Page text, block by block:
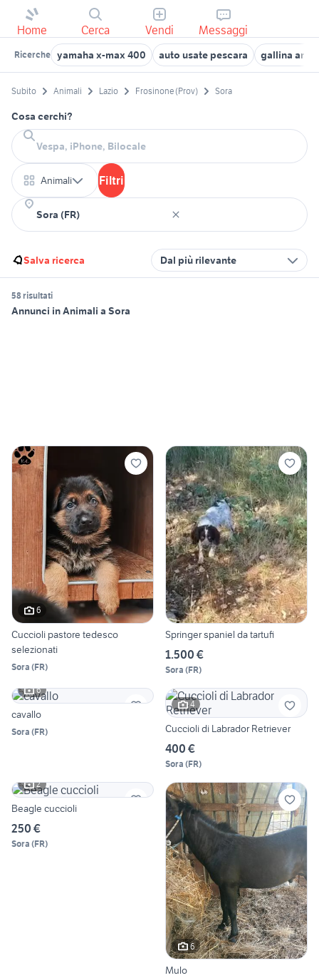
Home Cerca Vendi Messaggi
Ricerche yamaha x-max 400 auto usate pescara gallina
Subito Animali Lazio Frosinone (Prov) Sora
Cosa cerchi?
Animali Filtri
Salva ricerca Dal più rilevante
58 risultati
Annunci in Animali a Sora
6
Cuccioli pastore tedesco
selezionati
Sora (FR)
Springer spaniel da tartufi
1.500 €
Sora (FR)
6
cavallo
Sora (FR)
4
Cuccioli di Labrador Retriever
400 €
Sora (FR)
2
Beagle cuccioli
250 €
Sora (FR)
6
Mulo